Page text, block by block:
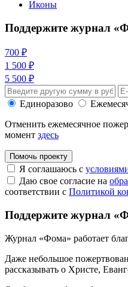
Иконы
Поддержите журнал
700 ₽
1 500 ₽
5 500 ₽
Единоразово
Отменить ежемесячное
момент здесь
Помочь проекту
Я соглашаюсь с
Даю свое согласие на
соответствии с Политикой
Поддержите журнал
Журнал «Фома» работает
Даже небольшое
рассказывать о Христе,